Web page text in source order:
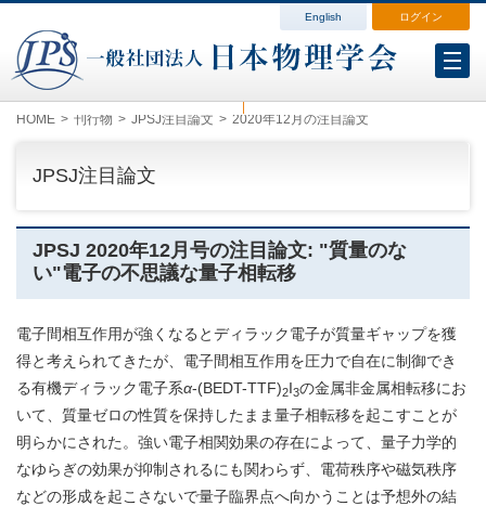
ログイン
English
会員各種変更 会費案内
ログイン（マイページ）
HOME 刊行物 JPSJ注目論文 2020年12月の注目論文
JPSJ注目論文
JPSJ 2020年12月号の注目論文: "質量のな
い"電子の不思議な量子相転移
電子間相互作用が強くなるとディラック電子が質量ギャップを獲
得と考えられてきたが、電子間相互作用を圧力で自在に制御でき
る有機ディラック電子系α-(BEDT-TTF)2I3の金属非金属相転移にお
いて、質量ゼロの性質を保持したまま量子相転移を起こすことが
明らかにされた。強い電子相関効果の存在によって、量子力学的
なゆらぎの効果が抑制されるにも関わらず、電荷秩序や磁気秩序
などの形成を起こさないで量子臨界点へ向かうことは予想外の結